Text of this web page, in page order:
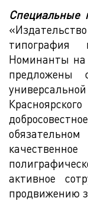
Специальные
типография
Номинанты на
предложены
активное
продвижению